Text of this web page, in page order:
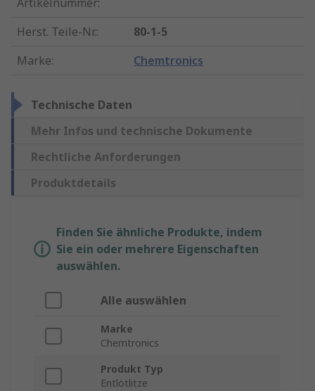
Artikelnummer:
Herst. Teile-Nr.:
80-1-5
Marke: Chemtronics
Technische Daten
Mehr Infos und technische Dokumente
Rechtliche Anforderungen
Produktdetails
Finden Sie ähnliche Produkte, indem
Sie ein oder mehrere Eigenschaften
auswählen.
Alle auswählen
Marke
Chemtronics
Produkt Typ
Entlötlitze